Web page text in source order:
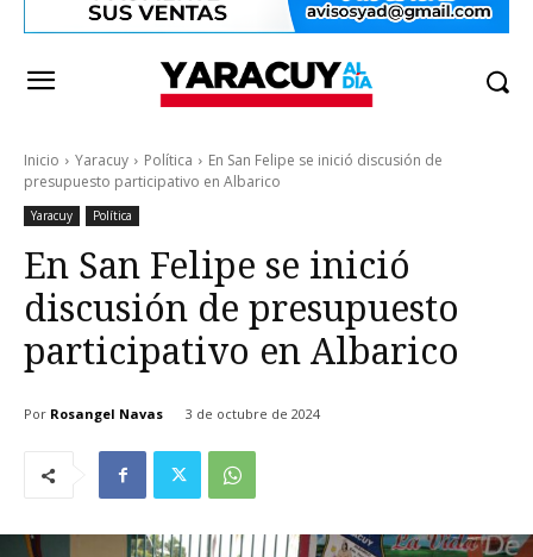
Inicio Yaracuy Política
En San Felipe se inició discusión de
presupuesto participativo en Albarico
Yaracuy Política
En San Felipe se inició
discusión de presupuesto
participativo en Albarico
Por Rosangel Navas 3 de octubre de 2024